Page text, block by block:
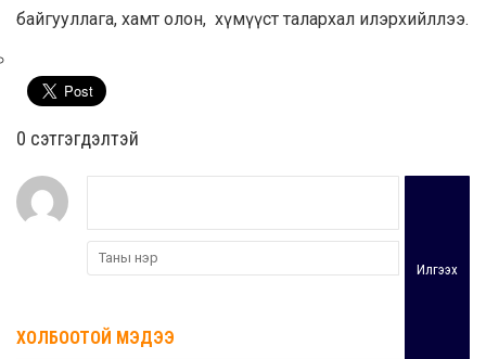
байгууллага, хамт олон, хүмүүст талархал илэрхийллээ.
0 cэтгэгдэлтэй
Илгээх
ХОЛБООТОЙ МЭДЭЭ